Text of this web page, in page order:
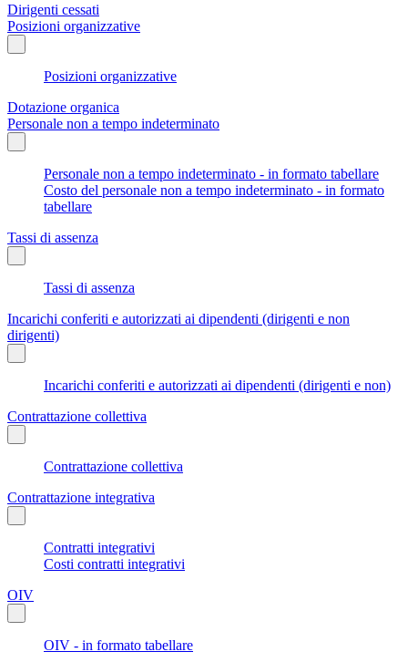
Dirigenti cessati
Posizioni organizzative
Posizioni organizzative
Dotazione organica
Personale non a tempo indeterminato
Personale non a tempo indeterminato - in formato tabellare
Costo del personale non a tempo indeterminato - in formato
tabellare
Tassi di assenza
Tassi di assenza
Incarichi conferiti e autorizzati ai dipendenti (dirigenti e non
dirigenti)
Incarichi conferiti e autorizzati ai dipendenti (dirigenti e non)
Contrattazione collettiva
Contrattazione collettiva
Contrattazione integrativa
Contratti integrativi
Costi contratti integrativi
OIV
OIV - in formato tabellare